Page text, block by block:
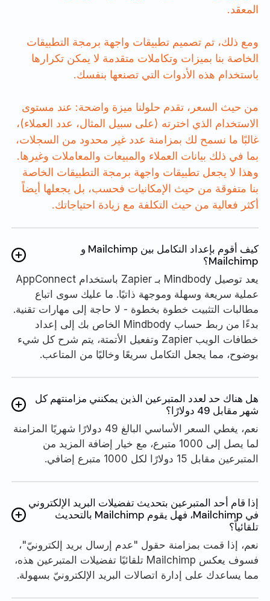
المعقد.
ومع ذلك، تم تصميم تطبيقات واجهة برمجة التطبيقات
الخاصة بنا بميزات وتكاملات متقدمة لا يمكن تكرارها
باستخدام هذه الأدوات التي تصنعها بنفسك.
من حيث السعر، تقدم حلولنا ميزة واضحة: عند مستوى
الاستخدام الذي اخترته (على سبيل المثال، عدد العملاء)،
غالبًا ما نسمح لك بمزامنة عدد غير محدود من السجلات،
بما في ذلك بيانات العملاء والمبيعات والمعاملات وغيرها.
وهذا لا يجعل تطبيقات واجهة برمجة التطبيقات الخاصة
بنا متفوقة من حيث الإمكانيات فحسب، بل يجعلها أيضاً
أكثر فعالية من حيث التكلفة مع زيادة احتياجاتك.
كيف أقوم بإعداد التكامل بين Mailchimp و
Mailchimp؟
يعد توصيل Mindbody بـ Zapier باستخدام AppConnect
عملية سريعة وسهلة وموجهة ذاتيًا. ما عليك سوى اتباع
مطالبات التثبيت خطوة بخطوة - لا حاجة إلى مهارات تقنية.
بدءًا من ربط حساب Mindbody الخاص بك إلى إعداد
خطافات الويب Zapier وتفعيل الأتمتة، يتم شرح كل شيء
بوضوح، مما يجعل التكامل سريعًا وخاليًا من المتاعب.
هل هناك حد لعدد المتبرعين الذين يمكنني مزامنتهم كل
شهر مقابل 49 دولارًا؟
نعم، يغطي السعر الأساسي البالغ 49 دولارًا شهريًا المزامنة
لما يصل إلى 1000 متبرع، مع خيار إضافة المزيد من
المتبرعين مقابل 15 دولارًا لكل 1000 متبرع إضافي.
إذا قام أحد المتبرعين بتحديث تفضيلات البريد الإلكتروني
في Mailchimp، فهل يقوم Mailchimp بالتحديث
تلقائياً؟
نعم، إذا قمت بمزامنة حقول "عدم إرسال بريد إلكترونيّ"،
فسوف يعكس Mailchimp تلقائيًا تفضيلات المتبرعين هذه،
مما يساعدك على إدارة اتصالات البريد الإلكترونيّ بسهولة.